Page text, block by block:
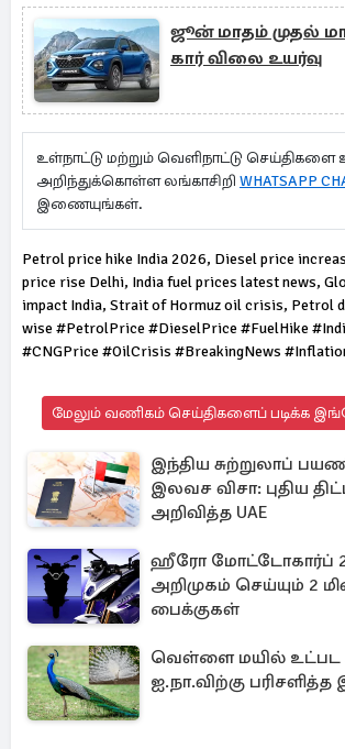
ஜூன் மாதம் முதல்
கார் விலை உயர்வு
உள்நாட்டு மற்றும் வெளிநாட்டு செய்திகளை
அறிந்துக்கொள்ள லங்காசிறி WHATSAPP
இணையுங்கள்.
Petrol price hike India 2026, Diesel price
price rise Delhi, India fuel prices latest news,
impact India, Strait of Hormuz oil crisis, Petrol
wise #PetrolPrice #DieselPrice #FuelHike
#CNGPrice #OilCrisis #BreakingNews
மேலும் வணிகம் செய்திகளைப் படிக்க
இந்திய சுற்றுலாப்
இலவச விசா: புதிய
அறிவித்த UAE
ஹீரோ மோட்டோகார்ப்
அறிமுகம் செய்யும் 2
பைக்குகள்
வெள்ளை மயில் உட்பட
ஐ.நா.விற்கு பரிசளித்த